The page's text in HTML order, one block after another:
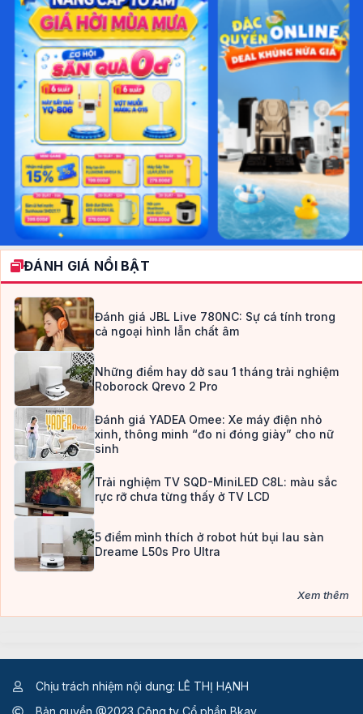
ĐÁNH GIÁ NỔI BẬT
Đánh giá JBL Live 780NC: Sự cá tính trong
cả ngoại hình lẫn chất âm
Những điểm hay dở sau 1 tháng trải nghiệm
Roborock Qrevo 2 Pro
Đánh giá YADEA Omee: Xe máy điện nhỏ
xinh, thông minh “đo ni đóng giày” cho nữ
sinh
Trải nghiệm TV SQD-MiniLED C8L: màu sắc
rực rỡ chưa từng thấy ở TV LCD
5 điểm mình thích ở robot hút bụi lau sàn
Dreame L50s Pro Ultra
Xem thêm
Chịu trách nhiệm nội dung: LÊ THỊ HẠNH